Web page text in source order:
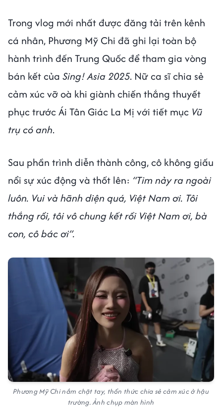
Trong vlog mới nhất được đăng tải trên kênh
cá nhân, Phương Mỹ Chi đã ghi lại toàn bộ
hành trình đến Trung Quốc để tham gia vòng
bán kết của Sing! Asia 2025. Nữ ca sĩ chia sẻ
cảm xúc vỡ oà khi giành chiến thắng thuyết
phục trước Ái Tân Giác La Mị với tiết mục Vũ
trụ có anh.
Sau phần trình diễn thành công, cô không giấu
nổi sự xúc động và thốt lên: “Tim nảy ra ngoài
luôn. Vui và hãnh diện quá, Việt Nam ơi. Tôi
thắng rồi, tôi vô chung kết rồi Việt Nam ơi, bà
con, cô bác ơi”.
Phương Mỹ Chi nắm chặt tay, thổn thức chia sẻ cảm xúc ở hậu
trường. Ảnh chụp màn hình